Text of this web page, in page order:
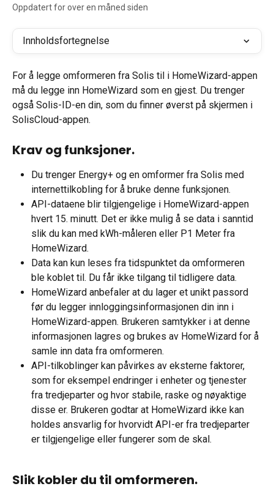
Oppdatert for over en måned siden
Innholdsfortegnelse
For å legge omformeren fra Solis til i HomeWizard-appen
må du legge inn HomeWizard som en gjest. Du trenger
også Solis-ID-en din, som du finner øverst på skjermen i
SolisCloud-appen.
Krav og funksjoner.
Du trenger Energy+ og en omformer fra Solis med
internettilkobling for å bruke denne funksjonen.
API-dataene blir tilgjengelige i HomeWizard-appen
hvert 15. minutt. Det er ikke mulig å se data i sanntid
slik du kan med kWh-måleren eller P1 Meter fra
HomeWizard.
Data kan kun leses fra tidspunktet da omformeren
ble koblet til. Du får ikke tilgang til tidligere data.
HomeWizard anbefaler at du lager et unikt passord
før du legger innloggingsinformasjonen din inn i
HomeWizard-appen. Brukeren samtykker i at denne
informasjonen lagres og brukes av HomeWizard for å
samle inn data fra omformeren.
API-tilkoblinger kan påvirkes av eksterne faktorer,
som for eksempel endringer i enheter og tjenester
fra tredjeparter og hvor stabile, raske og nøyaktige
disse er. Brukeren godtar at HomeWizard ikke kan
holdes ansvarlig for hvorvidt API-er fra tredjeparter
er tilgjengelige eller fungerer som de skal.
Slik kobler du til omformeren.